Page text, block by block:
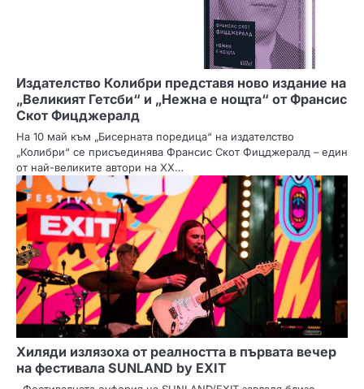
Издателство Колибри представя ново издание на
„Великият Гетсби“ и „Нежна е нощта“ от Франсис
Скот Фицджералд
На 10 май към „Бисерната поредица“ на издателство
„Колибри“ се присъединява Франсис Скот Фицджералд – един
от най-великите автори на XX…
Хиляди излязоха от реалността в първата вечер
на фестивала SUNLAND by EXIT